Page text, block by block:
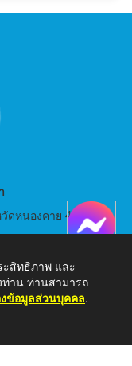
ดหนองคาย 43000
ะสิทธิภาพ และ
าน ท่านสามารถ
ข้อมูลส่วนบุคคล.